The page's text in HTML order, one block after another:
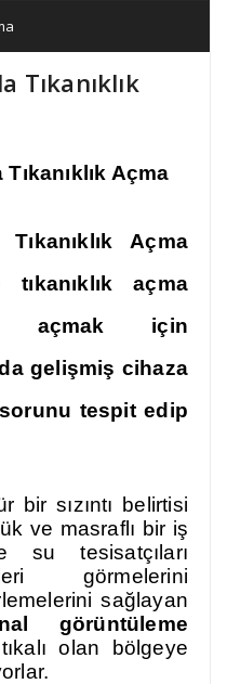
Tıkanıklık
Açma
Açma
tıkanıklık açma
açmak için
gelişmiş cihaza
tespit edip
bir sızıntı belirtisi
ve masraflı bir iş
su tesisatçıları
görmelerini
sağlayan
görüntüleme
olan bölgeye